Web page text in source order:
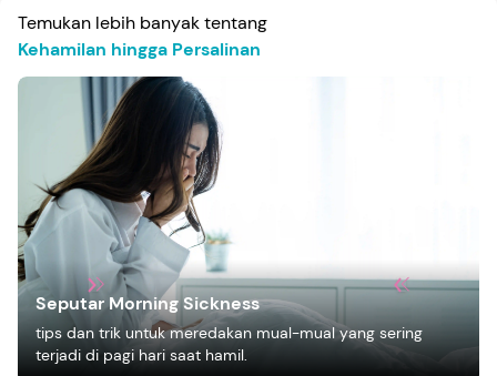
Temukan lebih banyak tentang
Kehamilan hingga Persalinan
Seputar Morning Sickness
tips dan trik untuk meredakan mual-mual yang sering
terjadi di pagi hari saat hamil.